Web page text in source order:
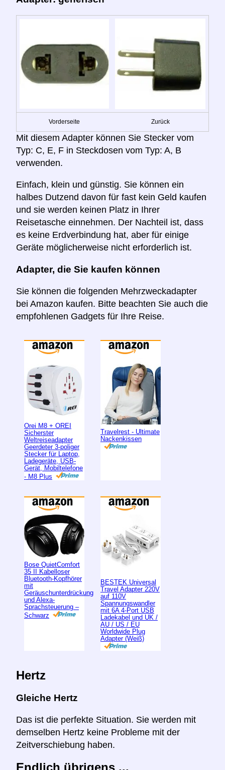
Vorderseite Zurück
Mit diesem Adapter können Sie Stecker vom
Typ: C, E, F in Steckdosen vom Typ: A, B
verwenden.
Einfach, klein und günstig. Sie können ein
halbes Dutzend davon für fast kein Geld kaufen
und sie werden keinen Platz in Ihrer
Reisetasche einnehmen. Der Nachteil ist, dass
es keine Erdverbindung hat, aber für einige
Geräte möglicherweise nicht erforderlich ist.
Adapter, die Sie kaufen können
Sie können die folgenden Mehrzweckadapter
bei Amazon kaufen. Bitte beachten Sie auch die
empfohlenen Gadgets für Ihre Reise.
Orei M8 + OREI
Sicherster
Weltreiseadapter
Geerdeter 3-poliger
Stecker für Laptop,
Ladegeräte, USB-
Gerät, Mobiltelefone
- M8 Plus
Travelrest - Ultimate
Nackenkissen
Bose QuietComfort
35 II Kabelloser
Bluetooth-Kopfhörer
mit
Geräuschunterdrückung
und Alexa-
Sprachsteuerung –
Schwarz
BESTEK Universal
Travel Adapter 220V
auf 110V
Spannungswandler
mit 6A 4-Port USB
Ladekabel und UK /
AU / US / EU
Worldwide Plug
Adapter (Weiß)
Hertz
Gleiche Hertz
Das ist die perfekte Situation. Sie werden mit
demselben Hertz keine Probleme mit der
Zeitverschiebung haben.